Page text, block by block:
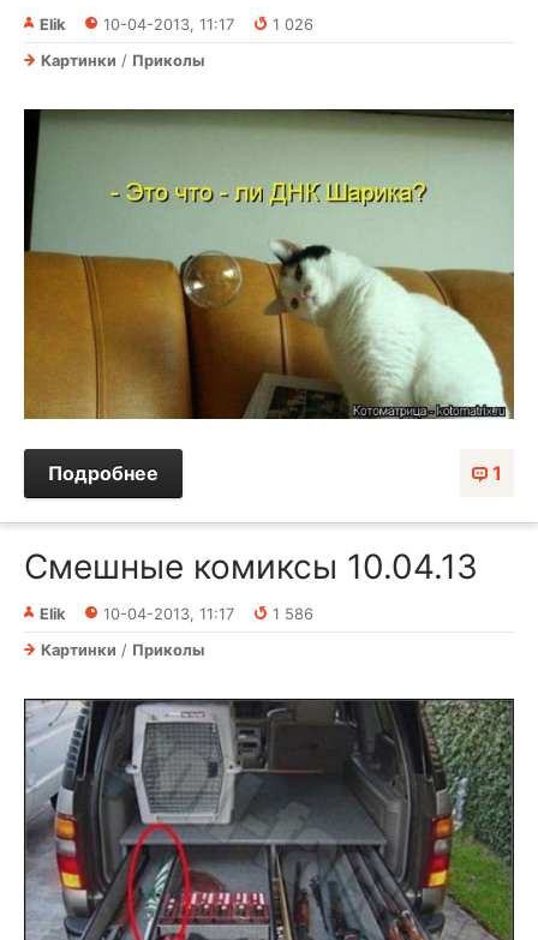
Elik 10-04-2013, 11:17
1 026
Картинки / Приколы
1
Подробнее
Смешные комиксы 10.04.13
Elik 10-04-2013, 11:17
1 586
Картинки / Приколы